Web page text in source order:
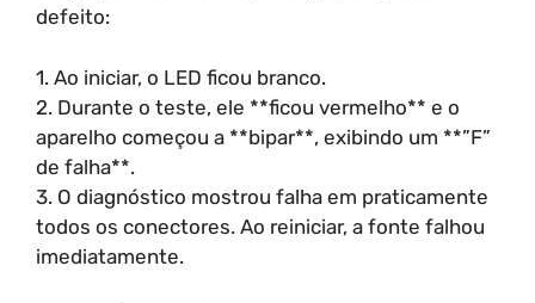
defeito:
1. Ao iniciar, o LED ficou branco.
2. Durante o teste, ele **ficou vermelho** e o
aparelho começou a **bipar**, exibindo um **”F”
de falha**.
3. O diagnóstico mostrou falha em praticamente
todos os conectores. Ao reiniciar, a fonte falhou
imediatamente.